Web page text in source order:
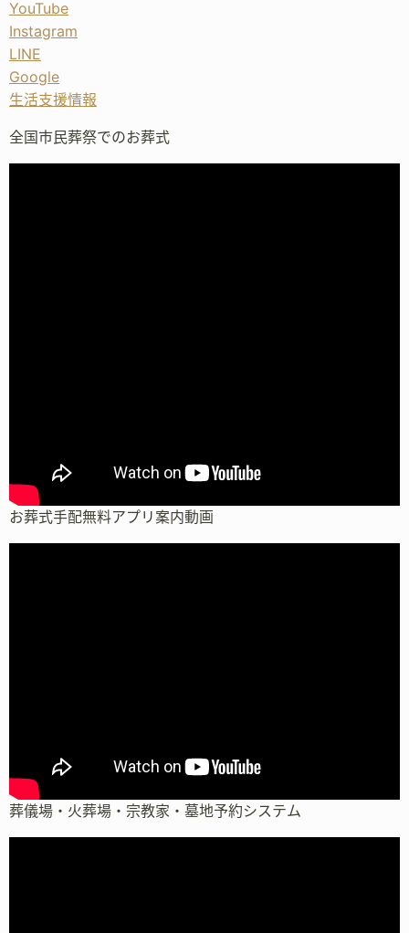
YouTube
Instagram
LINE
Google
生活支援情報
全国市民葬祭でのお葬式
お葬式手配無料アプリ案内動画
葬儀場・火葬場・宗教家・墓地予約システム